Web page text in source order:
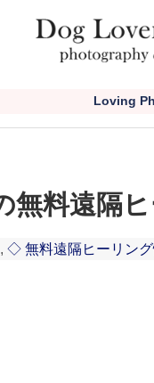
Loving
無料遠隔
, ◇ 無料遠隔ヒーリング